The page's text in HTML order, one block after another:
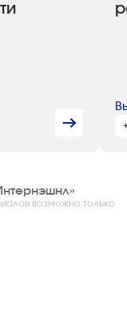
возможно только